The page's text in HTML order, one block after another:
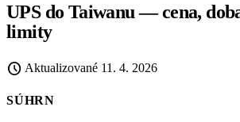
UPS do Taiwanu — cena,
limity
schedule Aktualizované 11. 4. 2026
SÚHRN